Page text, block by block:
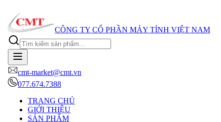
CÔNG TY CỔ PHẦN MÁY TÍNH VIỆT NAM
cmt-market@cmt.vn
077.674.7388
TRANG CHỦ
GIỚI THIỆU
SẢN PHẨM